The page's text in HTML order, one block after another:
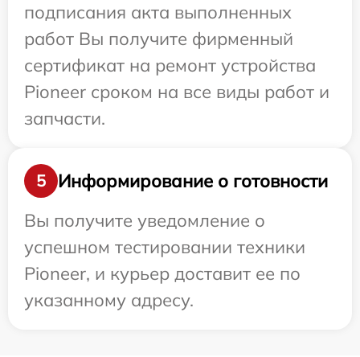
подписания акта выполненных
работ Вы получите фирменный
сертификат на ремонт устройства
Pioneer сроком на все виды работ и
запчасти.
5
Информирование о готовности
Вы получите уведомление о
успешном тестировании техники
Pioneer, и курьер доставит ее по
указанному адресу.